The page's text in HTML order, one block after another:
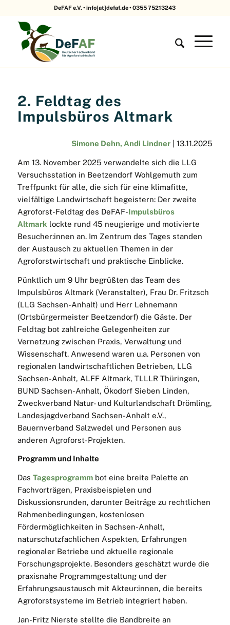
DeFAF e.V. • info[at]defaf.de • 0355 75213243
2. Feldtag des
Impulsbüros Altmark
Simone Dehn, Andi Lindner | 13.11.2025
Am 13. November 2025 verwandelte sich die LLG
Versuchsstation in Beetzendorf Wohlgemuth zum
Treffpunkt für alle, die sich für eine klimafitte,
vielfältige Landwirtschaft begeistern: Der zweite
Agroforst-Feldtag des DeFAF-Impulsbüros
Altmark lockte rund 45 neugierige und motivierte
Besucher:innen an. Im Zentrum des Tages standen
der Austausch zu aktuellen Themen in der
Agroforstwirtschaft und praktische Einblicke.
Pünktlich um 9 Uhr begrüßten das Team des
Impulsbüros Altmark (Veranstalter), Frau Dr. Fritzsch
(LLG Sachsen-Anhalt) und Herr Lehnemann
(Ortsbürgermeister Beetzendorf) die Gäste. Der
Feldtag bot zahlreiche Gelegenheiten zur
Vernetzung zwischen Praxis, Verwaltung und
Wissenschaft. Anwesend waren u.a. Personen von
regionalen landwirtschaftlichen Betrieben, LLG
Sachsen-Anhalt, ALFF Altmark, TLLLR Thüringen,
BUND Sachsen-Anhalt, Ökodorf Sieben Linden,
Zweckverband Natur- und Kulturlandschaft Drömling,
Landesjagdverband Sachsen-Anhalt e.V.,
Bauernverband Salzwedel und Personen aus
anderen Agroforst-Projekten.
Programm und Inhalte
Das Tagesprogrammbot eine breite Palette an
Fachvorträgen, Praxisbeispielen und
Diskussionsrunden, darunter Beiträge zu rechtlichen
Rahmenbedingungen, kostenlosen
Fördermöglichkeiten in Sachsen-Anhalt,
naturschutzfachlichen Aspekten, Erfahrungen
regionaler Betriebe und aktuelle regionale
Forschungsprojekte. Besonders geschätzt wurde die
praxisnahe Programmgestaltung und der
Erfahrungsaustausch mit Akteur:innen, die bereits
Agroforstsysteme im Betrieb integriert haben.
Jan-Fritz Nierste stellte die Bandbreite an